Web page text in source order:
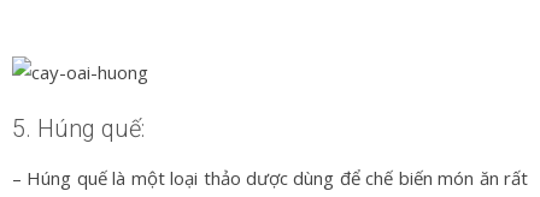
5. Húng quế:
– Húng quế là một loại thảo dược dùng để chế biến món ăn rất